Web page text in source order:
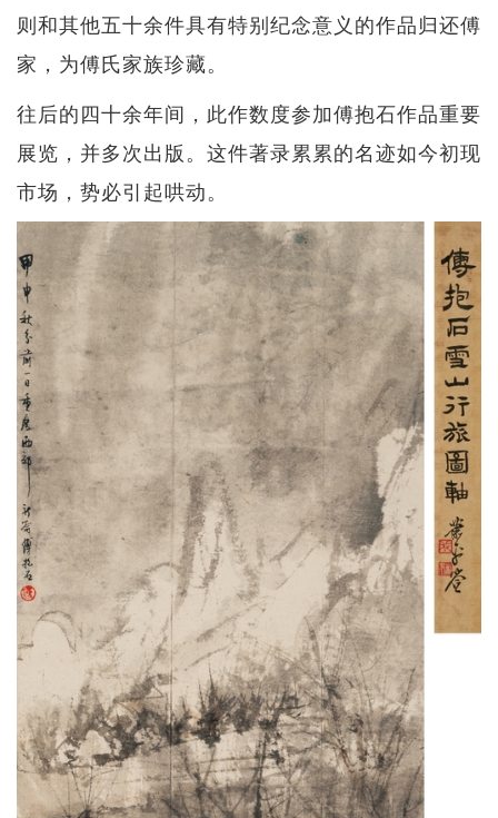
则和其他五十余件具有特别纪念意义的作品归还傅
家，为傅氏家族珍藏。
往后的四十余年间，此作数度参加傅抱石作品重要
展览，并多次出版。这件著录累累的名迹如今初现
市场，势必引起哄动。